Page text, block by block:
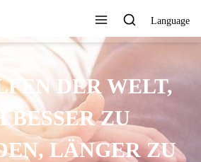
Language
DER WELT,
BESSER ZU
LÄNGER ZU